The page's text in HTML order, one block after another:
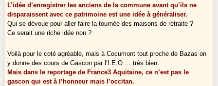
L’idée d’enregistrer les anciens de la commune avant qu’ils ne
disparaissent avec ce patrimoine est une idée à généraliser.
Qui se dévoue pour aller faire la tournée des maisons de retraite ?
Ce serait une riche idée non ?
Voilà pour le coté agréable, mais à Cocumont tout proche de Bazas on
y donne des cours de Gascon par l’I.E.O … très bien.
Mais dans le reportage de France3 Aquitaine, ce n’est pas le
gascon qui est à l’honneur mais l’occitan.